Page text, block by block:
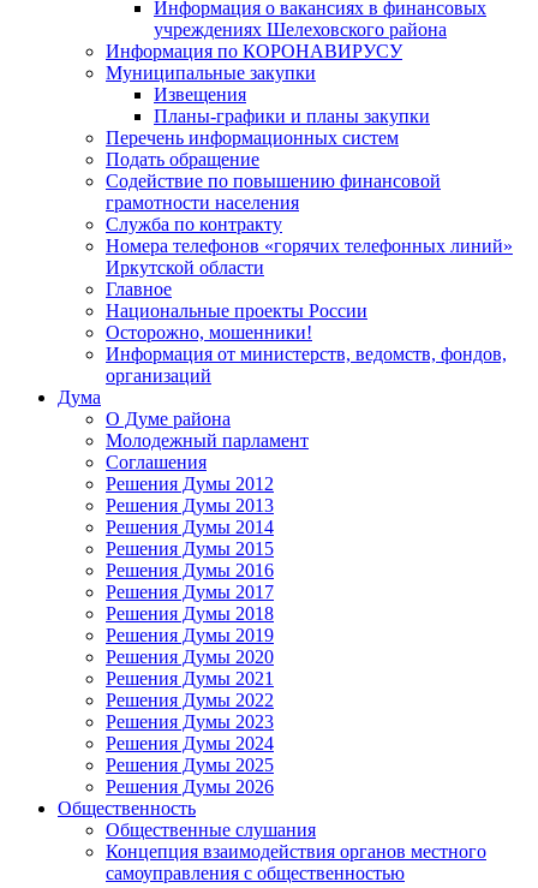
Информация о вакансиях в финансовых
учреждениях Шелеховского района
Информация по КОРОНАВИРУСУ
Муниципальные закупки
Извещения
Планы-графики и планы закупки
Перечень информационных систем
Подать обращение
Содействие по повышению финансовой
грамотности населения
Служба по контракту
Номера телефонов «горячих телефонных линий»
Иркутской области
Главное
Национальные проекты России
Осторожно, мошенники!
Информация от министерств, ведомств, фондов,
организаций
Дума
О Думе района
Молодежный парламент
Соглашения
Решения Думы 2012
Решения Думы 2013
Решения Думы 2014
Решения Думы 2015
Решения Думы 2016
Решения Думы 2017
Решения Думы 2018
Решения Думы 2019
Решения Думы 2020
Решения Думы 2021
Решения Думы 2022
Решения Думы 2023
Решения Думы 2024
Решения Думы 2025
Решения Думы 2026
Общественность
Общественные слушания
Концепция взаимодействия органов местного
самоуправления с общественностью